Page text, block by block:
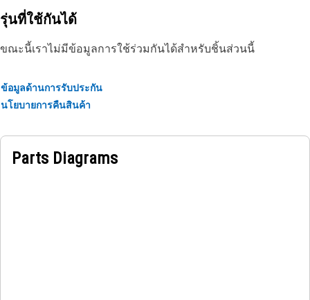
รุ่นที่ใช้กันได้
ขณะนี้เราไม่มีข้อมูลการใช้ร่วมกันได้สำหรับชิ้นส่วนนี้
ข้อมูลด้านการรับประกัน
นโยบายการคืนสินค้า
Parts Diagrams